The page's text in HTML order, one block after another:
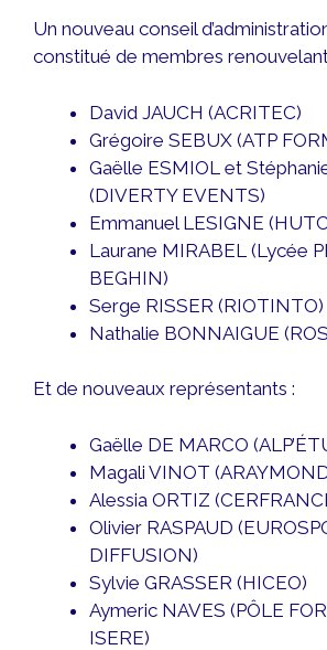
Un nouveau conseil
constitué de membres
David JAUCH (ACRITEC)
Grégoire SEBUX (ATP
Gaëlle ESMIOL et
(DIVERTY EVENTS)
Emmanuel LESIGNE
Laurane MIRABEL (Lycée
BEGHIN)
Serge RISSER (RIOTINTO)
Nathalie BONNAIGUE
Et de nouveaux représentants :
Gaëlle DE MARCO
Magali VINOT
Alessia ORTIZ
Olivier RASPAUD
DIFFUSION)
Sylvie GRASSER (HICEO)
Aymeric NAVES (PÔLE
ISERE)